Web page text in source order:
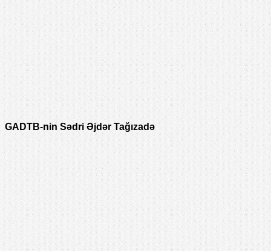
GADTB-nin Sədri Əjdər Tağızadə